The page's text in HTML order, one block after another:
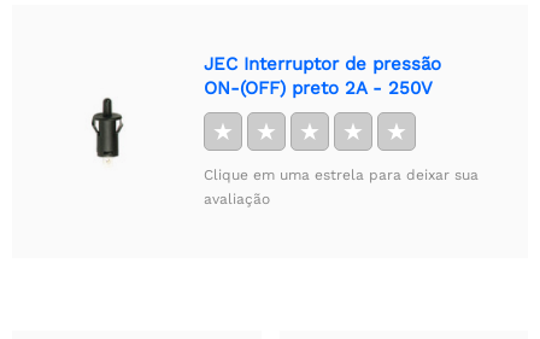
JEC Interruptor de pressão
ON-(OFF) preto 2A - 250V
★ ★ ★ ★ ★
Clique em uma estrela para deixar sua
avaliação